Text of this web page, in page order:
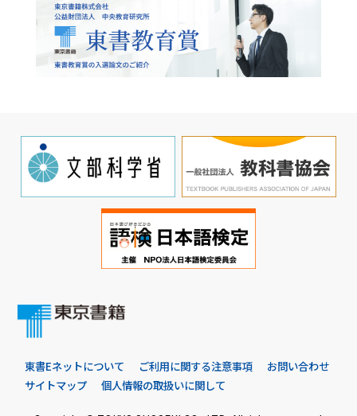
東書Eネットについて ご利用に関する注意事項
お問い合わせ
サイトマップ
個人情報の取扱いに関して